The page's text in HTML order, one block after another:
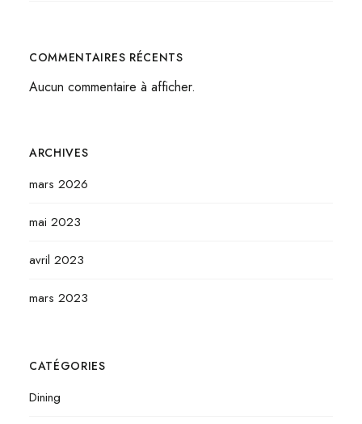
COMMENTAIRES RÉCENTS
Aucun commentaire à afficher.
ARCHIVES
mars 2026
mai 2023
avril 2023
mars 2023
CATÉGORIES
Dining